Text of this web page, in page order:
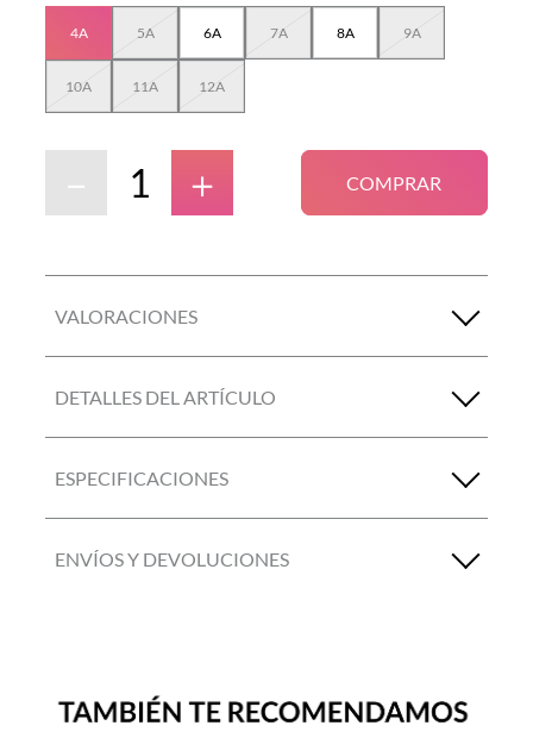
4A 5A 6A 7A 8A 9A
10A 11A 12A
＋
－ COMPRAR
VALORACIONES
DETALLES DEL ARTÍCULO
ESPECIFICACIONES
ENVÍOS Y DEVOLUCIONES